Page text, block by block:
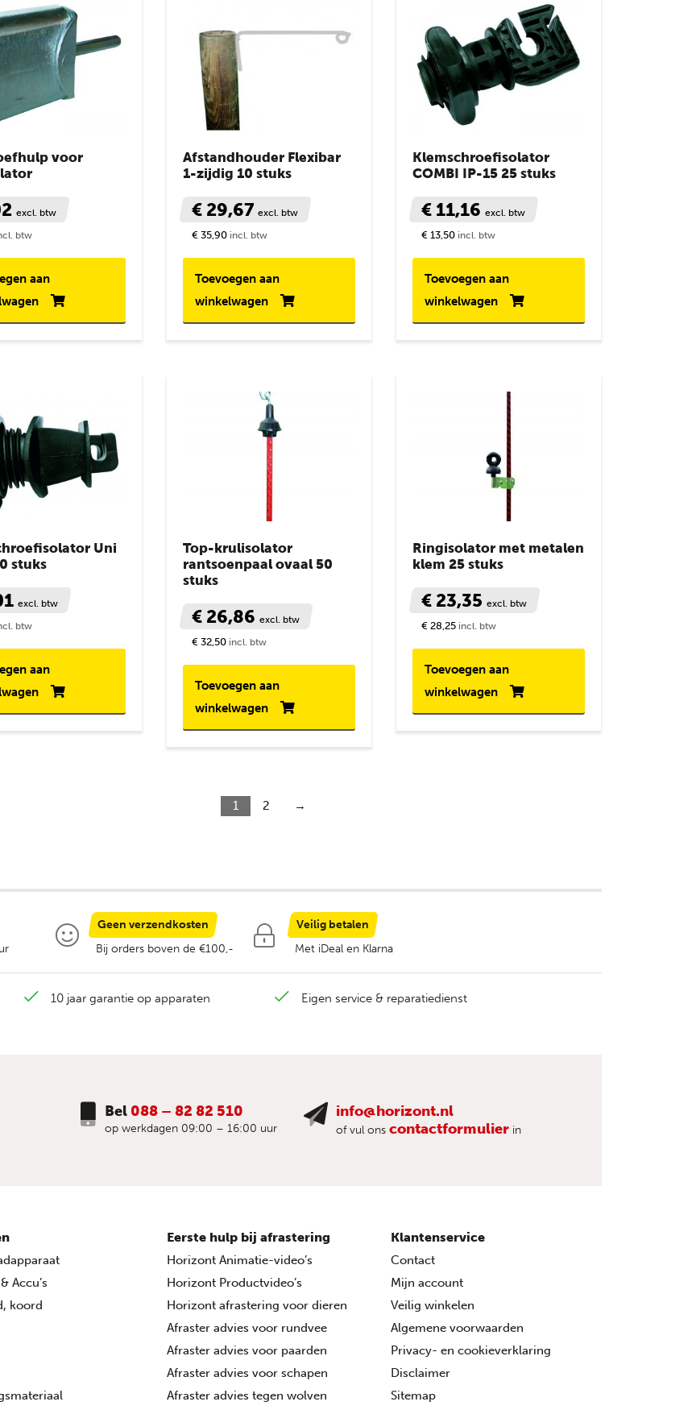
voor
excl. btw
btw
aan
Afstandhouder Flexibar
1-zijdig 10 stuks
€ 29,67excl. btw
€ 35,90 incl. btw
Toevoegen aan
winkelwagen
Klemschroefisolator
COMBI IP-15 25 stuks
€ 11,16excl. btw
€ 13,50 incl. btw
Toevoegen aan
winkelwagen
Uni
stuks
excl. btw
btw
aan
Top-krulisolator
rantsoenpaal ovaal 50
stuks
€ 26,86excl. btw
€ 32,50 incl. btw
Toevoegen aan
winkelwagen
Ringisolator met metalen
klem 25 stuks
€ 23,35excl. btw
€ 28,25 incl. btw
Toevoegen aan
winkelwagen
1 2 →
Geen verzendkosten
Bij orders boven de €100,-
Veilig betalen
Met iDeal en Klarna
10 jaar garantie op apparaten Eigen service & reparatiedienst
Bel 088 – 82 82 510
op werkdagen 09:00 – 16:00 uur
info@horizont.nl
of vul ons contactformulier in
Accu’s
koord
Eerste hulp bij afrastering
Horizont Animatie-video’s
Horizont Productvideo’s
Horizont afrastering voor dieren
Afraster advies voor rundvee
Afraster advies voor paarden
Afraster advies voor schapen
Afraster advies tegen wolven
Klantenservice
Contact
Mijn account
Veilig winkelen
Algemene voorwaarden
Privacy- en cookieverklaring
Disclaimer
Sitemap